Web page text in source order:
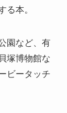
る本。
園など、有
塚博物館な
ビータッチ